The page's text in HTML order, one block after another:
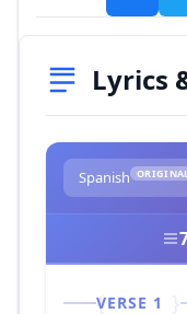
Lyrics
Spanish
VERSE 1